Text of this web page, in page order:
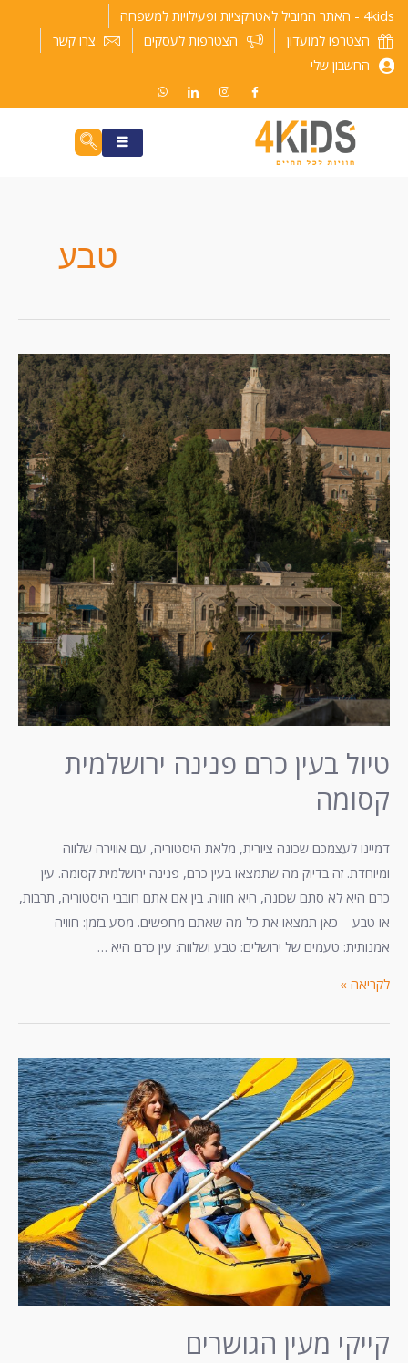
דילוג
לתוכן
4kids - האתר המוביל לאטרקציות ופעילויות למשפחה
הצטרפו למועדון
הצטרפות לעסקים
צרו קשר
החשבון שלי
טבע
טיול בעין כרם פנינה ירושלמית
קסומה
דמיינו לעצמכם שכונה ציורית, מלאת היסטוריה, עם אווירה שלווה
ומיוחדת. זה בדיוק מה שתמצאו בעין כרם, פנינה ירושלמית קסומה. עין
כרם היא לא סתם שכונה, היא חוויה. בין אם אתם חובבי היסטוריה, תרבות,
או טבע – כאן תמצאו את כל מה שאתם מחפשים. מסע בזמן: חוויה
אמנותית: טעמים של ירושלים: טבע ושלווה: עין כרם היא …
טיול
בעין
כרם
פנינה
ירושלמית
קסומה
לקריאה »
קייקי מעין הגושרים